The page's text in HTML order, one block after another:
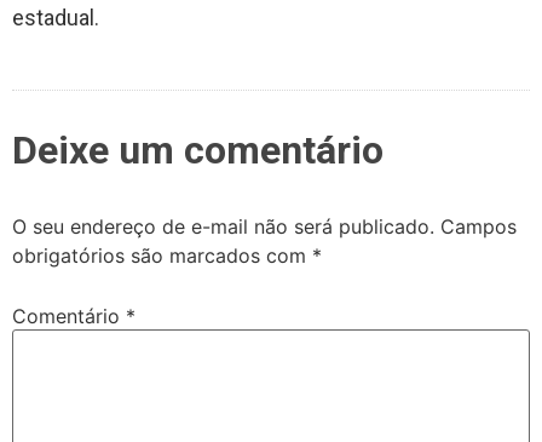
estadual.
Deixe um comentário
O seu endereço de e-mail não será publicado. Campos
obrigatórios são marcados com *
Comentário *